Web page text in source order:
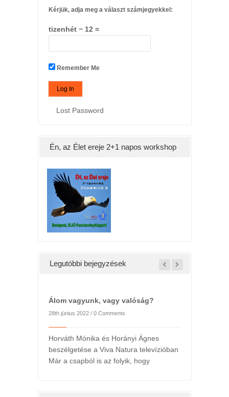
Kérjük, adja meg a választ számjegyekkel:
tizenhét − 12 =
Remember Me
Lost Password
Én, az Élet ereje 2+1 napos workshop
Legutóbbi bejegyzések
Álom vagyunk, vagy valóság?
28th június 2022 / 0 Comments
Horváth Mónika és Horányi Ágnes
beszélgetése a Viva Natura televízióban
Már a csapból is az folyik, hogy